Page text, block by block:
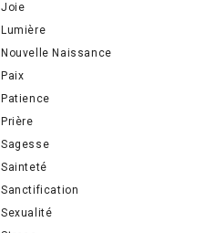
Joie
Lumière
Nouvelle Naissance
Paix
Patience
Prière
Sagesse
Sainteté
Sanctification
Sexualité